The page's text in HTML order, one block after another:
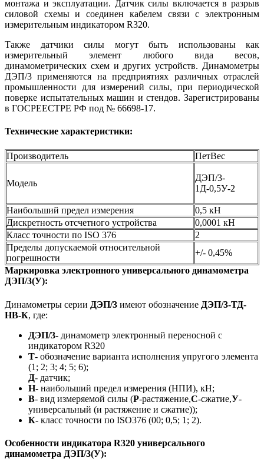
монтажа и эксплуатации. Датчик силы включается в разрыв
силовой схемы и соединен кабелем связи с электронным
измерительным индикатором R320.
Также датчики силы могут быть использованы как
измерительный элемент любого вида весов,
динамометрических схем и других устройств. Динамометры
ДЭП/3 применяются на предприятиях различных отраслей
промышленности для измерений силы, при периодической
поверке испытательных машин и стендов. Зарегистрированы
в ГОСРЕЕСТРЕ РФ под № 66698-17.
Технические характеристики:
Производитель ПетВес
Модель
ДЭП/3-
1Д-0,5У-2
Наибольший предел измерения
0,5 кН
Дискретность отсчетного устройства
0,0001 кН
Класс точности по ISO 376
2
Пределы допускаемой относительной
погрешности
+/- 0,45%
Маркировка электронного универсального динамометра
ДЭП/3(У):
Динамометры серии ДЭП/3 имеют обозначение ДЭП/3-ТД-
НВ-К, где:
ДЭП/3- динамометр электронный переносной с
индикатором R320
Т- обозначение варианта исполнения упругого элемента
(1; 2; 3; 4; 5; 6);
Д- датчик;
Н- наибольший предел измерения (НПИ), кН;
В- вид измеряемой силы (Р-растяжение,С-сжатие,У-
универсальный (и растяжение и сжатие));
К- класс точности по ISO376 (00; 0,5; 1; 2).
Особенности индикатора R320 универсального
динамометра ДЭП/3(У):